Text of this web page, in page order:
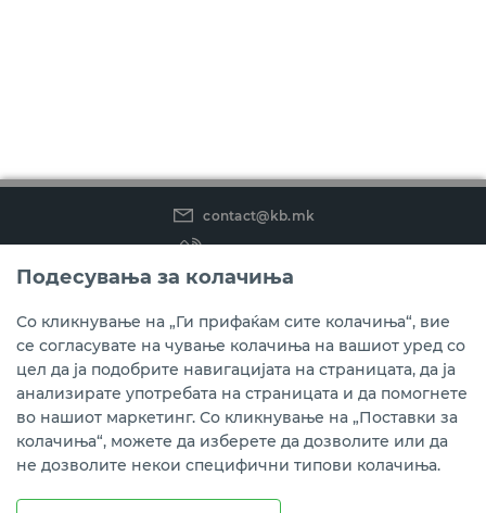
contact@kb.mk
(02) 3 296 800
Instagram
LinkedIn
Youtube
Преземете ја мобилната апликација мБанка.
Подесувања за колачиња
Со кликнување на „Ги прифаќам сите колачиња“, вие
се согласувате на чување колачиња на вашиот уред со
цел да ја подобрите навигацијата на страницата, да ја
анализирате употребата на страницата и да помогнете
во нашиот маркетинг. Со кликнување на „Поставки за
колачиња“, можете да изберете да дозволите или да
не дозволите некои специфични типови колачиња.